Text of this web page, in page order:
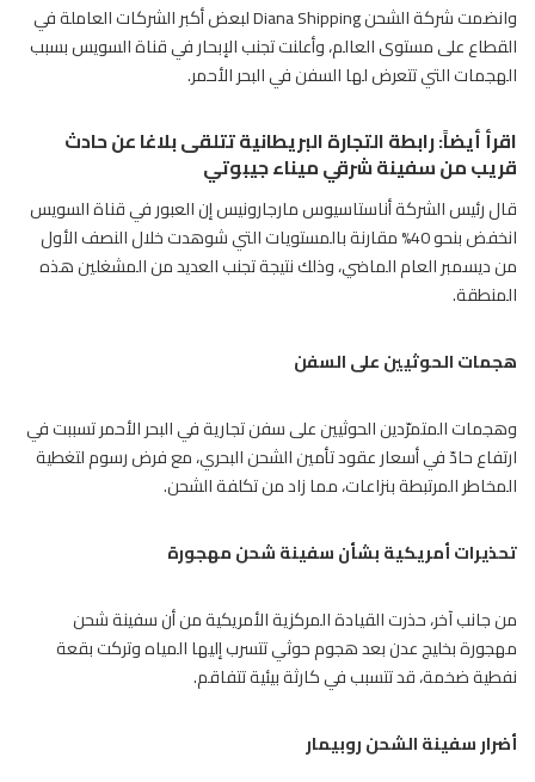
وانضمت شركة الشحن Diana Shipping لبعض أكبر الشركات العاملة في
القطاع على مستوى العالم، وأعلنت تجنب الإبحار فيقناة السويسبسبب
الهجمات التي تتعرض لها السفن في البحر الأحمر.
اقرأ أيضاً:رابطة التجارة البريطانية تتلقى بلاغا عن حادث
قريب من سفينة شرقي ميناء جيبوتي
قال رئيس الشركة أناستاسيوس مارجارونيس إن العبور في قناة السويس
انخفض بنحو 40% مقارنة بالمستويات التي شوهدت خلال النصف الأول
من ديسمبر العام الماضي، وذلك نتيجة تجنب العديد من المشغلين هذه
المنطقة.
هجمات الحوثيين على السفن
وهجمات المتمرّدين الحوثيينعلى سفن تجارية في البحر الأحمر تسببت في
ارتفاع حادّ في أسعار عقود تأمين الشحن البحري، مع فرض رسوم لتغطية
المخاطر المرتبطة بنزاعات، مما زاد من تكلفة الشحن.
تحذيرات أمريكية بشأن سفينة شحن مهجورة
من جانب آخر، حذرت القيادة المركزية الأمريكية من أن سفينة شحن
مهجورة بخليج عدن بعد هجوم حوثي تتسرب إليها المياه وتركت بقعة
نفطية ضخمة، قد تتسبب في كارثة بيئية تتفاقم.
أضرار سفينة الشحن روبيمار